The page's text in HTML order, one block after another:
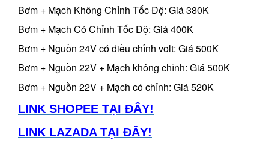
Bơm + Mạch Không Chỉnh Tốc Độ: Giá 380K
Bơm + Mạch Có Chỉnh Tốc Độ: Giá 400K
Bơm + Nguồn 24V có điều chỉnh volt: Giá 500K
Bơm + Nguồn 22V + Mạch không chỉnh: Giá 500K
Bơm + Nguồn 22V + Mạch có chỉnh: Giá 520K
LINK SHOPEE TẠI ĐÂY!
LINK LAZADA TẠI ĐÂY!